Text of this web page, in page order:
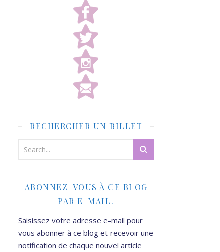
RECHERCHER UN BILLET
ABONNEZ-VOUS À CE BLOG
PAR E-MAIL.
Saisissez votre adresse e-mail pour
vous abonner à ce blog et recevoir une
notification de chaque nouvel article